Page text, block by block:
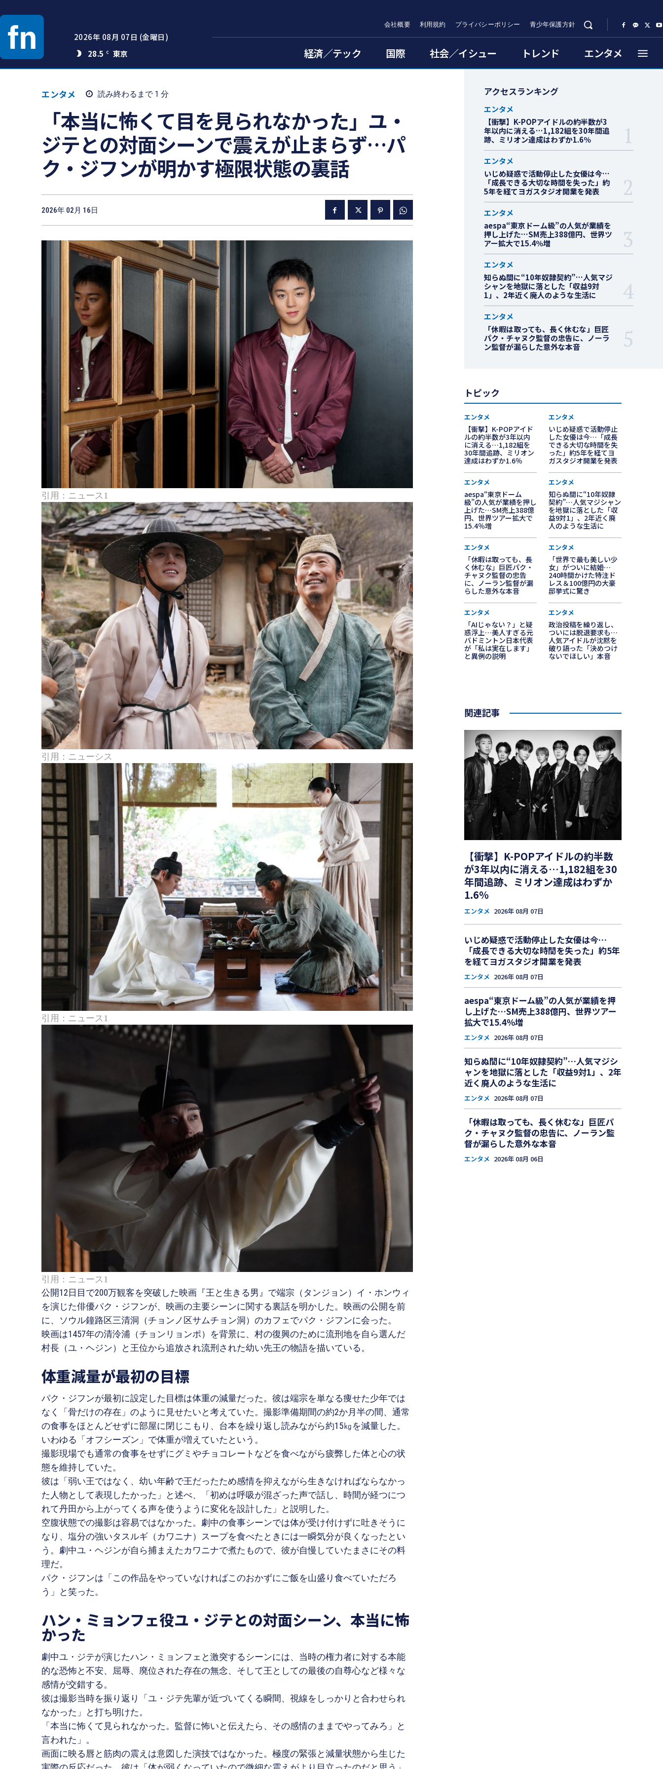
2026年 08月 07日 (金曜日)
28.5 C
会社概要 利用規約 プライバシーポリシー 青少年保護方針
経済／テック 国際 社会／イシュー トレンド エンタメ
エンタメ 読み終わるまで 1 分
「本当に怖くて目を見られなかった」ユ・
ジテとの対面シーンで震えが止まらず…パ
ク・ジフンが明かす極限状態の裏話
2026年 02月 16日
引用：ニュース1
引用：ニューシス
引用：ニュース1
引用：ニュース1
公開12日目で200万観客を突破した映画『王と生きる男』で端宗（タンジョン）イ・ホンウィ
を演じた俳優パク・ジフンが、映画の主要シーンに関する裏話を明かした。映画の公開を前
に、ソウル鐘路区三清洞（チョンノ区サムチョン洞）のカフェでパク・ジフンに会った。
映画は1457年の清泠浦（チョンリョンポ）を背景に、村の復興のために流刑地を自ら選んだ
村長（ユ・ヘジン）と王位から追放され流刑された幼い先王の物語を描いている。
体重減量が最初の目標
パク・ジフンが最初に設定した目標は体重の減量だった。彼は端宗を単なる痩せた少年では
なく「骨だけの存在」のように見せたいと考えていた。撮影準備期間の約2か月半の間、通常
の食事をほとんどせずに部屋に閉じこもり、台本を繰り返し読みながら約15㎏を減量した。
いわゆる「オフシーズン」で体重が増えていたという。
撮影現場でも通常の食事をせずにグミやチョコレートなどを食べながら疲弊した体と心の状
態を維持していた。
彼は「弱い王ではなく、幼い年齢で王だったため感情を抑えながら生きなければならなかっ
た人物として表現したかった」と述べ、「初めは呼吸が混ざった声で話し、時間が経つにつ
れて丹田から上がってくる声を使うように変化を設計した」と説明した。
空腹状態での撮影は容易ではなかった。劇中の食事シーンでは体が受け付けずに吐きそうに
なり、塩分の強いタスルギ（カワニナ）スープを食べたときには一瞬気分が良くなったとい
う。劇中ユ・ヘジンが自ら捕まえたカワニナで煮たもので、彼が自慢していたまさにその料
理だ。
パク・ジフンは「この作品をやっていなければこのおかずにご飯を山盛り食べていただろ
う」と笑った。
ハン・ミョンフェ役ユ・ジテとの対面シーン、本当に怖
かった
劇中ユ・ジテが演じたハン・ミョンフェと激突するシーンには、当時の権力者に対する本能
的な恐怖と不安、屈辱、廃位された存在の無念、そして王としての最後の自尊心など様々な
感情が交錯する。
彼は撮影当時を振り返り「ユ・ジテ先輩が近づいてくる瞬間、視線をしっかりと合わせられ
なかった」と打ち明けた。
「本当に怖くて見られなかった。監督に怖いと伝えたら、その感情のままでやってみろ」と
言われた」。
画面に映る唇と筋肉の震えは意図した演技ではなかった。極度の緊張と減量状態から生じた
アクセスランキング
エンタメ
【衝撃】K-POPアイドルの約半数が3
年以内に消える…1,182組を30年間追
跡、ミリオン達成はわずか1.6％
エンタメ
いじめ疑惑で活動停止した女優は今…
「成長できる大切な時間を失った」約
5年を経てヨガスタジオ開業を発表
エンタメ
aespa“東京ドーム級”の人気が業績を
押し上げた…SM売上388億円、世界ツ
アー拡大で15.4％増
エンタメ
知らぬ間に“10年奴隷契約”…人気マジ
シャンを地獄に落とした「収益9対
1」、2年近く廃人のような生活に
エンタメ
「休暇は取っても、長く休むな」巨匠
パク・チャヌク監督の忠告に、ノーラ
ン監督が漏らした意外な本音
トピック
エンタメ
【衝撃】K-POPアイド
ルの約半数が3年以内
に消える…1,182組を
30年間追跡、ミリオン
達成はわずか1.6％
エンタメ
いじめ疑惑で活動停止
した女優は今…「成長
できる大切な時間を失
った」約5年を経てヨ
ガスタジオ開業を発表
エンタメ
aespa“東京ドーム
級”の人気が業績を押し
上げた…SM売上388億
円、世界ツアー拡大で
15.4％増
エンタメ
知らぬ間に“10年奴隷
契約”…人気マジシャン
を地獄に落とした「収
益9対1」、2年近く廃
人のような生活に
エンタメ
「休暇は取っても、長
く休むな」巨匠パク・
チャヌク監督の忠告
に、ノーラン監督が漏
らした意外な本音
エンタメ
「世界で最も美しい少
女」がついに結婚…
240時間かけた特注ド
レス＆100億円の大豪
邸挙式に驚き
エンタメ
「AIじゃない？」と疑
惑浮上…美人すぎる元
バドミントン日本代表
が「私は実在します」
と異例の説明
エンタメ
政治投稿を繰り返し、
ついには脱退要求も…
人気アイドルが沈黙を
破り語った「決めつけ
ないでほしい」本音
関連記事
【衝撃】K-POPアイドルの約半数
が3年以内に消える…1,182組を30
年間追跡、ミリオン達成はわずか
1.6％
エンタメ 2026年 08月 07日
いじめ疑惑で活動停止した女優は今…
「成長できる大切な時間を失った」約5年
を経てヨガスタジオ開業を発表
エンタメ 2026年 08月 07日
aespa“東京ドーム級”の人気が業績を押
し上げた…SM売上388億円、世界ツアー
拡大で15.4％増
エンタメ 2026年 08月 07日
知らぬ間に“10年奴隷契約”…人気マジシ
ャンを地獄に落とした「収益9対1」、2年
近く廃人のような生活に
エンタメ 2026年 08月 07日
「休暇は取っても、長く休むな」巨匠パ
ク・チャヌク監督の忠告に、ノーラン監
督が漏らした意外な本音
エンタメ 2026年 08月 06日